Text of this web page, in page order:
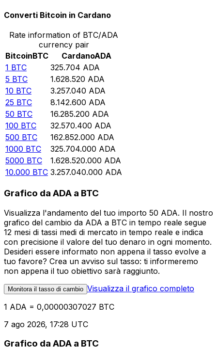
Converti Bitcoin in Cardano
Rate information of BTC/ADA
currency pair
BitcoinBTC CardanoADA
1 BTC 325.704 ADA
5 BTC 1.628.520 ADA
10 BTC 3.257.040 ADA
25 BTC 8.142.600 ADA
50 BTC 16.285.200 ADA
100 BTC 32.570.400 ADA
500 BTC 162.852.000 ADA
1000 BTC 325.704.000 ADA
5000 BTC 1.628.520.000 ADA
10.000 BTC 3.257.040.000 ADA
Grafico da ADA a BTC
Visualizza l'andamento del tuo importo 50 ADA. Il nostro
grafico del cambio da ADA a BTC in tempo reale segue
12 mesi di tassi medi di mercato in tempo reale e indica
con precisione il valore del tuo denaro in ogni momento.
Desideri essere informato non appena il tasso evolve a
tuo favore? Crea un avviso sul tasso: ti informeremo
non appena il tuo obiettivo sarà raggiunto.
Monitora il tasso di cambio Visualizza il grafico completo
1 ADA = 0,00000307027 BTC
7 ago 2026, 17:28 UTC
Grafico da ADA a BTC